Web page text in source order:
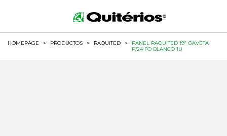
HOMEPAGE > PRODUCTOS > RAQUITED >
PANEL RAQUITED 19” GAVETA
P/24 FO BLANCO 1U